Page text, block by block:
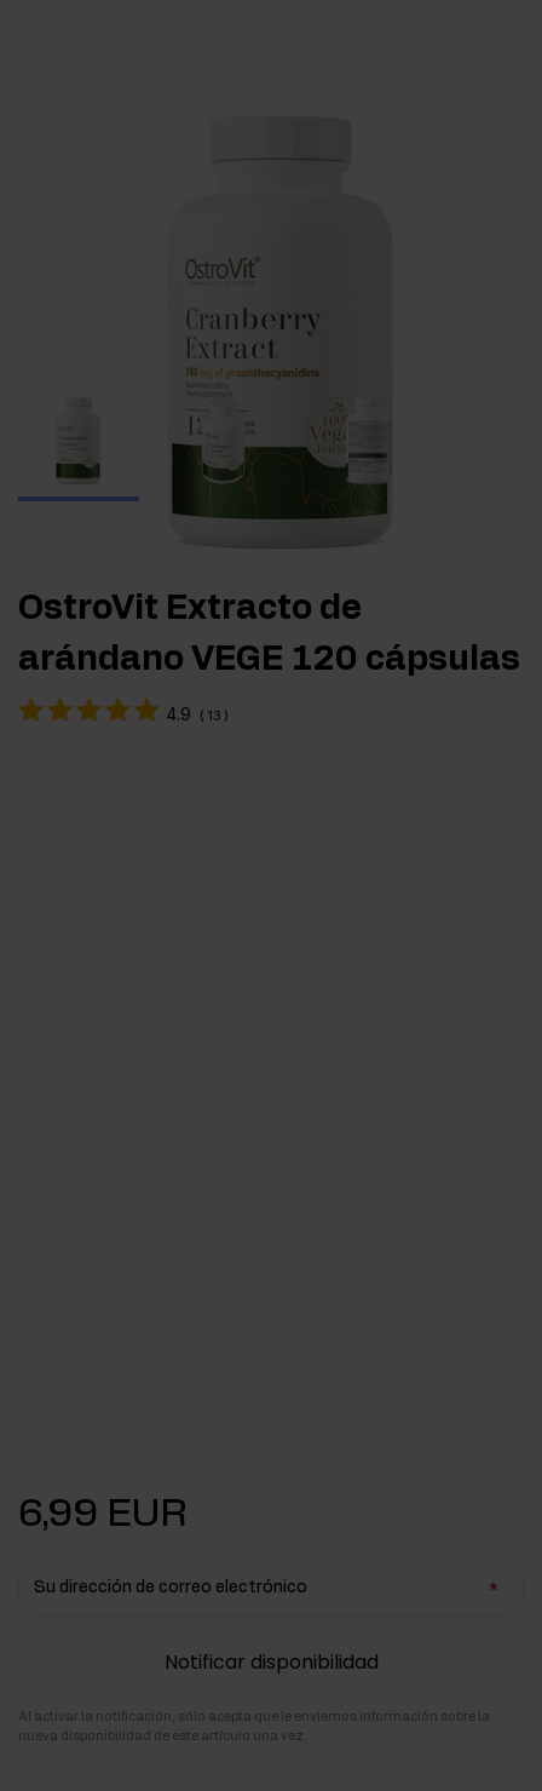
OstroVit Extracto de
arándano VEGE 120 cápsulas
4.9 ( 13 )
6,99 EUR
Su dirección de correo electrónico
Notificar disponibilidad
Al activar la notificación, sólo acepta que le enviemos información sobre la
nueva disponibilidad de este artículo una vez.